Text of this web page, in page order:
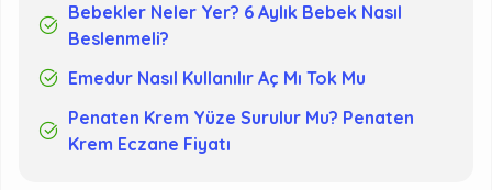
Bebekler Neler Yer? 6 Aylık Bebek Nasıl
Beslenmeli?
Emedur Nasıl Kullanılır Aç Mı Tok Mu
Penaten Krem Yüze Surulur Mu? Penaten
Krem Eczane Fiyatı